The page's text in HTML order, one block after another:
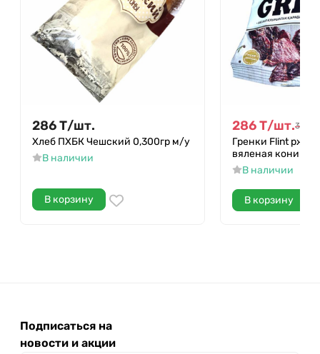
286Т/шт.
Хлеб ПХБК Чешский 0,300гр м/у
В наличии
В корзину
286Т/шт.381
Гренки Flint
вяленая конина
В наличии
В корзину
Подписаться на
новости и акции